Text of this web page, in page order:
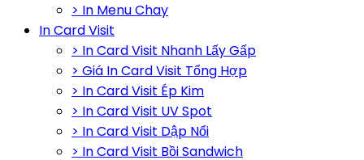
> In Menu Chay
In Card Visit
> In Card Visit Nhanh Lấy Gấp
> Giá In Card Visit Tổng Hợp
> In Card Visit Ép Kim
> In Card Visit UV Spot
> In Card Visit Dập Nổi
> In Card Visit Bồi Sandwich